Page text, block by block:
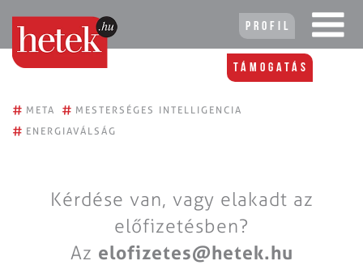
Profil
Támogatás
# META # MESTERSÉGES INTELLIGENCIA
# ENERGIAVÁLSÁG
Kérdése van, vagy elakadt az
előfizetésben?
Az elofizetes@hetek.hu